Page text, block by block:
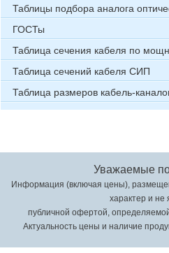
Таблицы подбора аналога
ГОСТы
Таблица сечения кабеля по
Таблица сечений кабеля СИП
Таблица размеров кабель-
Уважаемые
Информация (включая цены),
характер и не
публичной офертой,
Актуальность цены и наличие